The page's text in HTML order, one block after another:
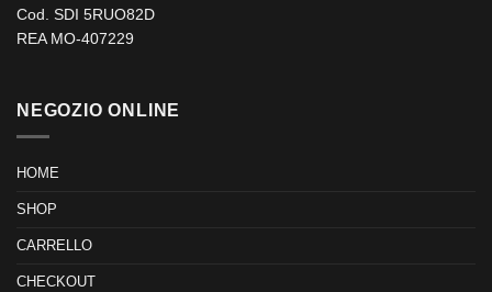
Cod. SDI 5RUO82D
REA MO-407229
NEGOZIO ONLINE
HOME
SHOP
CARRELLO
CHECKOUT